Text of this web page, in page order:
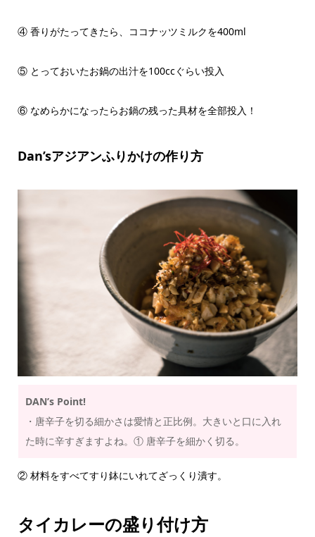
④ 香りがたってきたら、ココナッツミルクを400ml
⑤ とっておいたお鍋の出汁を100ccぐらい投入
⑥ なめらかになったらお鍋の残った具材を全部投入！
Dan’sアジアンふりかけの作り方
DAN’s Point!
・唐辛子を切る細かさは愛情と正比例。大きいと口に入れ
た時に辛すぎますよね。① 唐辛子を細かく切る。
② 材料をすべてすり鉢にいれてざっくり潰す。
タイカレーの盛り付け方